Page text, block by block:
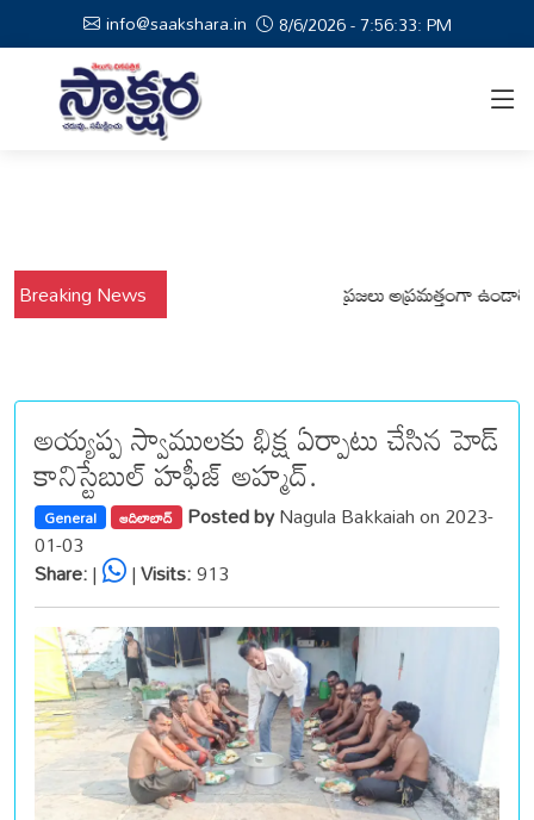
info@saakshara.in 8/6/2026 - 7:56:34: PM
Breaking News
నేపథ్యంలో కోటపల్లి, వేమనపల్లి మండలాల ప్రజలు అప్రమత్తంగా ఉండాలి
అయ్యప్ప స్వాములకు భిక్ష ఏర్పాటు చేసిన హెడ్
కానిస్టేబుల్ హఫీజ్ అహ్మద్.
General ఆదిలాబాద్ Posted byNagula Bakkaiah on 2023-
01-03
Share:| |Visits:913